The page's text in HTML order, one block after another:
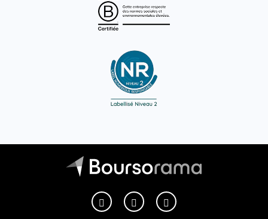
Boursorama sur Facebook
Boursorama sur XBoursorama sur